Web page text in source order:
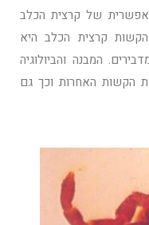
אפשרית של קרצית הכלב
הקשות קרצית הכלב היא
המבנה והביולוגיה
הקשות האחרות וכך גם